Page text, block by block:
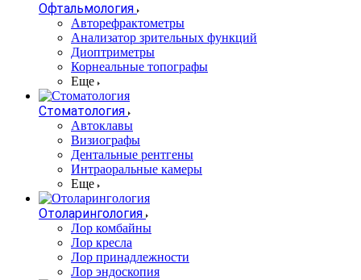
Офтальмология
Авторефрактометры
Анализатор зрительных функций
Диоптриметры
Корнеальные топографы
Еще
Стоматология
Автоклавы
Визиографы
Дентальные рентгены
Интраоральные камеры
Еще
Отоларингология
Лор комбайны
Лор кресла
Лор принадлежности
Лор эндоскопия